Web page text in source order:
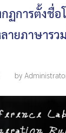
ฏการตั้งชื่อ
ายภาษารว
by